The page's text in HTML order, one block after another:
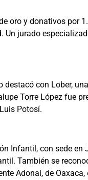
oro y donativos por
jurado
con Lober,
Torre López fue
Potosí.
Infantil, con sede en
También se
Adonai, de